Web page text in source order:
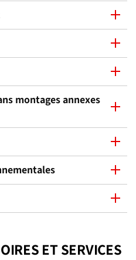
montages annexes
ET SERVICES